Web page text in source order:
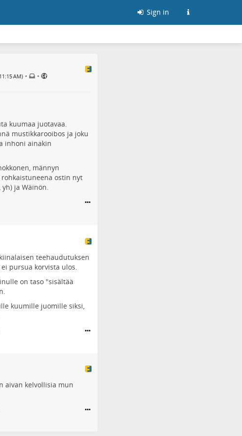
Sign in
AM) • •
kuumaa juotavaa.
mustikkarooibos ja joku
inhoni ainakin
männyn
ostin nyt
ja Wäinön.
teehaudutuksen
pursua korvista ulos.
on taso "sisältää
kuumille juomille siksi,
aivan kelvollisia mun